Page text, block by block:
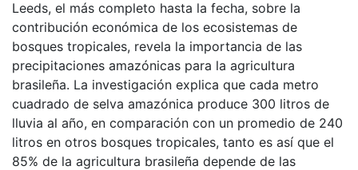
Leeds, el más completo hasta la fecha, sobre la
contribución económica de los ecosistemas de
bosques tropicales, revela la importancia de las
precipitaciones amazónicas para la agricultura
brasileña. La investigación explica que cada metro
cuadrado de selva amazónica produce 300 litros de
lluvia al año, en comparación con un promedio de 240
litros en otros bosques tropicales, tanto es así que el
85% de la agricultura brasileña depende de las